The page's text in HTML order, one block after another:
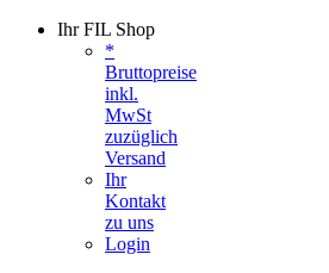
Ihr FIL Shop
*
Bruttopreise
inkl.
MwSt
zuzüglich
Versand
Ihr
Kontakt
zu uns
Login